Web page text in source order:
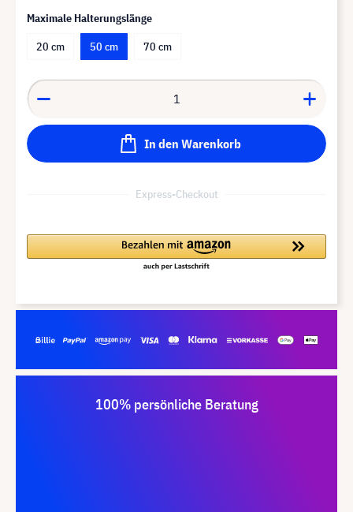
Maximale Halterungslänge
20 cm
50 cm 70 cm
In den Warenkorb
Express-Checkout
100% persönliche Beratung